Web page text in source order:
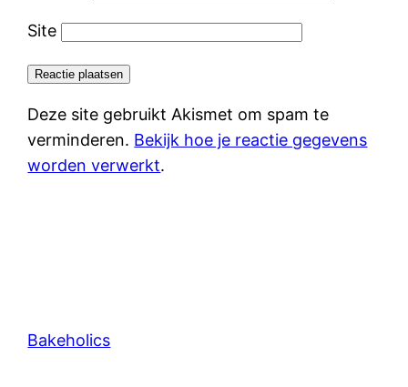
Site
Deze site gebruikt Akismet om spam te
verminderen. Bekijk hoe je reactie gegevens
worden verwerkt.
Bakeholics